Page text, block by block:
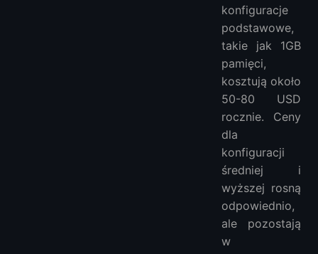
konfiguracje
podstawowe,
takie jak 1GB
pamięci,
kosztują około
50-80 USD
rocznie. Ceny
dla
konfiguracji
średniej i
wyższej rosną
odpowiednio,
ale pozostają
w